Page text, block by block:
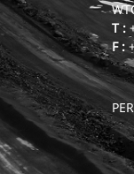
T :
F :